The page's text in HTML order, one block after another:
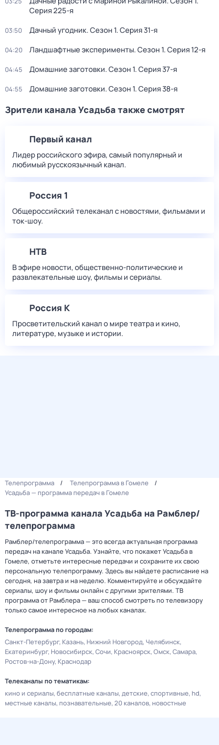
Серия 225-я
03:50 Дачный угодник. Сезон 1. Серия 31-я
04:20 Ландшафтные эксперименты. Сезон 1. Серия 12-я
04:45 Домашние заготовки. Сезон 1. Серия 37-я
04:55 Домашние заготовки. Сезон 1. Серия 38-я
Зрители канала Усадьба также смотрят
Первый канал
Лидер российского эфира, самый популярный и
любимый русскоязычный канал.
Россия 1
Общероссийский телеканал с новостями, фильмами и
ток-шоу.
НТВ
В эфире новости, общественно-политические и
развлекательные шоу, фильмы и сериалы.
Россия К
Просветительский канал о мире театра и кино,
литературе, музыке и истории.
Телепрограмма
Телепрограмма в Гомеле
Усадьба — программа передач в Гомеле
ТВ-программа канала Усадьба на Рамблер/
телепрограмма
Рамблер/телепрограмма — это всегда актуальная программа
передач на канале Усадьба. Узнайте, что покажет Усадьба в
Гомеле, отметьте интересные передачи и сохраните их свою
персональную телепрограмму. Здесь вы найдете расписание на
сегодня, на завтра и на неделю. Комментируйте и обсуждайте
сериалы, шоу и фильмы онлайн с другими зрителями. ТВ
программа от Рамблера — ваш способ смотреть по телевизору
только самое интересное на любых каналах.
Телепрограмма по городам:
Санкт-Петербург Казань Нижний Новгород Челябинск
Екатеринбург Новосибирск Сочи Красноярск Омск Самара
Ростов-на-Дону Краснодар
Телеканалы по тематикам:
кино и сериалы бесплатные каналы детские спортивные hd
местные каналы познавательные 20 каналов новостные